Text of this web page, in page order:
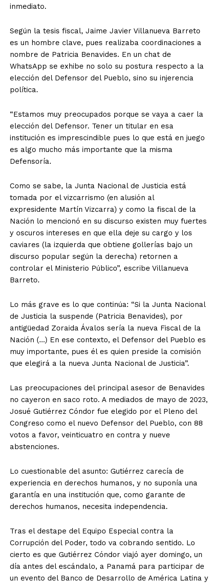
inmediato.
Según la tesis fiscal, Jaime Javier Villanueva Barreto
es un hombre clave, pues realizaba coordinaciones a
nombre de Patricia Benavides. En un chat de
WhatsApp se exhibe no solo su postura respecto a la
elección del Defensor del Pueblo, sino su injerencia
política.
“Estamos muy preocupados porque se vaya a caer la
elección del Defensor. Tener un titular en esa
institución es imprescindible pues lo que está en juego
es algo mucho más importante que la misma
Defensoría.
Como se sabe, la Junta Nacional de Justicia está
tomada por el vizcarrismo (en alusión al
expresidente Martín Vizcarra) y como la fiscal de la
Nación lo mencionó en su discurso existen muy fuertes
y oscuros intereses en que ella deje su cargo y los
caviares (la izquierda que obtiene gollerías bajo un
discurso popular según la derecha) retornen a
controlar el Ministerio Público”, escribe Villanueva
Barreto.
Lo más grave es lo que continúa: “Si la Junta Nacional
de Justicia la suspende (Patricia Benavides), por
antigüedad Zoraida Ávalos sería la nueva Fiscal de la
Nación (…) En ese contexto, el Defensor del Pueblo es
muy importante, pues él es quien preside la comisión
que elegirá a la nueva Junta Nacional de Justicia”.
Las preocupaciones del principal asesor de Benavides
no cayeron en saco roto. A mediados de mayo de 2023,
Josué Gutiérrez Cóndor fue elegido por el Pleno del
Congreso como el nuevo Defensor del Pueblo, con 88
votos a favor, veinticuatro en contra y nueve
abstenciones.
Lo cuestionable del asunto: Gutiérrez carecía de
experiencia en derechos humanos, y no suponía una
garantía en una institución que, como garante de
derechos humanos, necesita independencia.
Tras el destape del Equipo Especial contra la
Corrupción del Poder, todo va cobrando sentido. Lo
cierto es que Gutiérrez Cóndor viajó ayer domingo, un
día antes del escándalo, a Panamá para participar de
un evento del Banco de Desarrollo de América Latina y